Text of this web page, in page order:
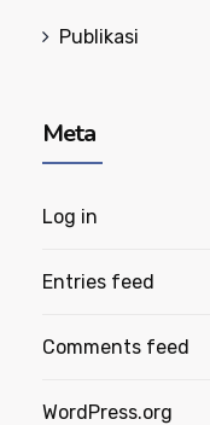
Publikasi
Meta
Log in
Entries feed
Comments feed
WordPress.org